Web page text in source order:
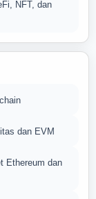
NFT, dan
dan EVM
Ethereum dan